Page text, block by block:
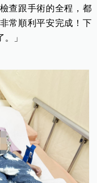
查跟手術的全程，都
常順利平安完成！下
」